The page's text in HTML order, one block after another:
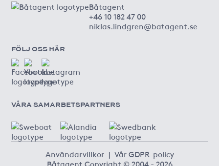
Båtagent
+46 10 182 47 00
niklas.lindgren@batagent.se
FÖLJ OSS HÄR
VÅRA SAMARBETSPARTNERS
Användarvillkor | Vår GDPR-policy
Båtagent Copyright © 2004 - 2026